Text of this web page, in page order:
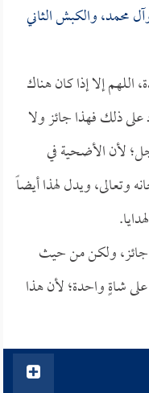
محمد، والكبش الثاني
إلا إذا كان هناك
ذلك فهذا جائز ولا
لأن الأضحية في
وتعالى، ويدل لهذا أيضاً
جائز، ولكن من حيث
شاةٍ واحدة؛ لأن هذا